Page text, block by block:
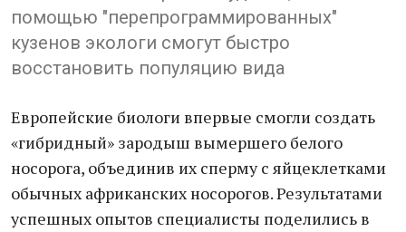
помощью "перепрограммированных"
кузенов экологи смогут быстро
восстановить популяцию вида
Европейские биологи впервые смогли создать
«гибридный» зародыш вымершего белого
носорога, объединив их сперму с яйцеклетками
обычных африканских носорогов. Результатами
успешных опытов специалисты поделились в